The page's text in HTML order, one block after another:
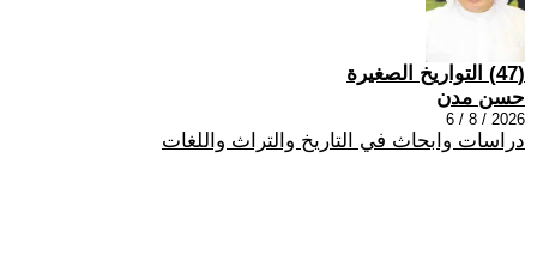
(47) التواريخ الصغيرة
حسن مدن
2026 / 8 / 6
دراسات وابحاث في التاريخ والتراث واللغات